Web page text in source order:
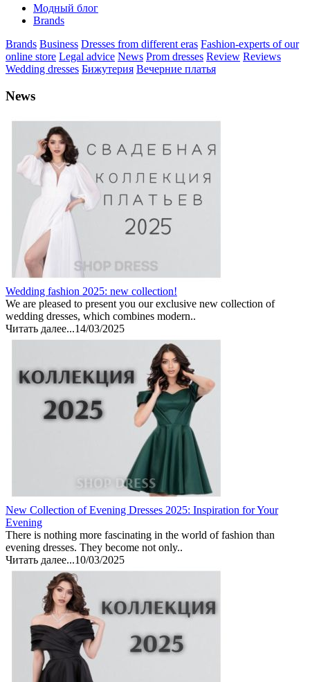
Модный блог
Brands
Brands Business Dresses from different eras Fashion-experts of our
online store Legal advice News Prom dresses Review Reviews
Wedding dresses Бижутерия Вечерние платья
News
Wedding fashion 2025: new collection!
We are pleased to present you our exclusive new collection of
wedding dresses, which combines modern..
Читать далее...14/03/2025
New Collection of Evening Dresses 2025: Inspiration for Your
Evening
There is nothing more fascinating in the world of fashion than
evening dresses. They become not only..
Читать далее...10/03/2025